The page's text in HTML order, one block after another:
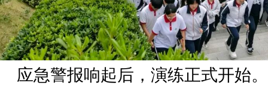
应急警报响起后，演练正式开始